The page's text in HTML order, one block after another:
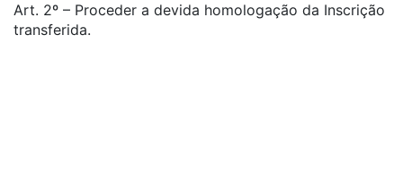
Art. 2º – Proceder a devida homologação da Inscrição
transferida.